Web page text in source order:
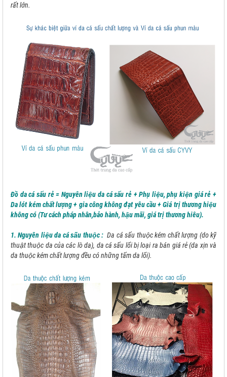
rất lớn.
Đồ da cá sấu rẻ = Nguyên liệu da cá sấu rẻ + Phụ liệu, phụ kiện giá rẻ +
Da lót kém chất lượng + gia công không đạt yêu cầu + Giá trị thương hiệu
không có (Tư cách pháp nhân,bảo hành, hậu mãi, giá trị thương hiêu).
1. Nguyên liệu da cá sấu thuộc : Da cá sấu thuộc kém chất lượng (do kỹ
thuật thuộc da của các lò da), da cá sấu lổi bị loại ra bán giá rẻ (da xịn và
da thuộc kém chất lượng đều có những tấm da lổi).